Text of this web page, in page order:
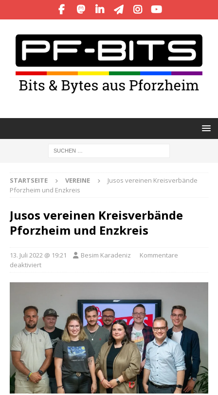
STARTSEITE VEREINE
Jusos vereinen Kreisverbände
Pforzheim und Enzkreis
Jusos vereinen Kreisverbände
Pforzheim und Enzkreis
13. Juli 2022 @ 19:21 Besim Karadeniz
Kommentare
deaktiviert